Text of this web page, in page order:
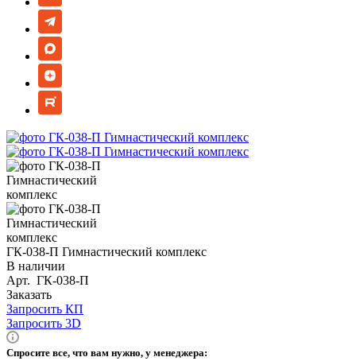
ГК-038-П Гимнастический комплекс
В наличии
Арт. ГК-038-П
Заказать
Запросить КП
Запросить 3D
Спросите все, что вам нужно, у менеджера: